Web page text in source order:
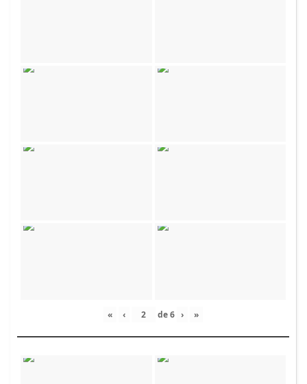
« ‹ de6 › »